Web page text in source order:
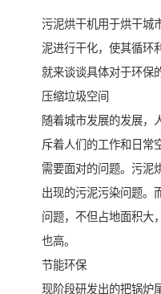
污泥烘干机用于烘干城
泥进行干化，使其循环
就来谈谈具体对于环保
压缩垃圾空间
随着城市发展的发展，
斥着人们的工作和日常
需要面对的问题。污泥
出现的污泥污染问题。
问题，不但占地面积大
也高。
节能环保
现阶段研发出的把锅炉